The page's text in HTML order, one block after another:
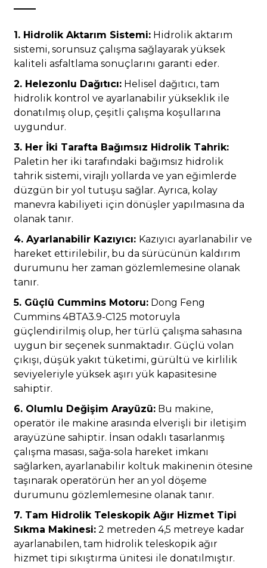
1. Hidrolik Aktarım Sistemi:Hidrolik aktarım
sistemi, sorunsuz çalışma sağlayarak yüksek
kaliteli asfaltlama sonuçlarını garanti eder.
2. Helezonlu Dağıtıcı:Helisel dağıtıcı, tam
hidrolik kontrol ve ayarlanabilir yükseklik ile
donatılmış olup, çeşitli çalışma koşullarına
uygundur.
3. Her İki Tarafta Bağımsız Hidrolik Tahrik:
Paletin her iki tarafındaki bağımsız hidrolik
tahrik sistemi, virajlı yollarda ve yan eğimlerde
düzgün bir yol tutuşu sağlar. Ayrıca, kolay
manevra kabiliyeti için dönüşler yapılmasına da
olanak tanır.
4. Ayarlanabilir Kazıyıcı: Kazıyıcı ayarlanabilir ve
hareket ettirilebilir, bu da sürücünün kaldırım
durumunu her zaman gözlemlemesine olanak
tanır.
5. Güçlü Cummins Motoru:Dong Feng
Cummins 4BTA3.9-C125 motoruyla
güçlendirilmiş olup, her türlü çalışma sahasına
uygun bir seçenek sunmaktadır. Güçlü volan
çıkışı, düşük yakıt tüketimi, gürültü ve kirlilik
seviyeleriyle yüksek aşırı yük kapasitesine
sahiptir.
6. Olumlu Değişim Arayüzü:Bu makine,
operatör ile makine arasında elverişli bir iletişim
arayüzüne sahiptir. İnsan odaklı tasarlanmış
çalışma masası, sağa-sola hareket imkanı
sağlarken, ayarlanabilir koltuk makinenin ötesine
taşınarak operatörün her an yol döşeme
durumunu gözlemlemesine olanak tanır.
7. Tam Hidrolik Teleskopik Ağır Hizmet Tipi
Sıkma Makinesi:2 metreden 4,5 metreye kadar
ayarlanabilen, tam hidrolik teleskopik ağır
hizmet tipi sıkıştırma ünitesi ile donatılmıştır.